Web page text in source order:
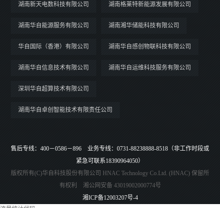
湖南新天电数科技有限公司 湖南格莱特新能源发展有限公司
湖南华自能源服务有限公司 湖南湘华储能科技有限公司
华自国际（香港）有限公司 湖南华自感创物联科技有限公司
湖南华自信息技术有限公司 湖南华自运维科技服务有限公司
深圳华自超算技术有限公司
湖南华自卓创智能技术有限责任公司
售后专线：400－0586－896 业务专线：0731-88238888-8518（非工作时段或
紧急可联系18390964050）
版权所有(C)华自科技股份有限公司 HNAC Technology Co.Ltd. (HNAC) 保留所
有权利 湘公网安备 43019002000774号
湘ICP备12003207号-4